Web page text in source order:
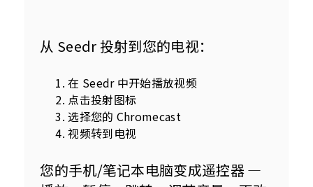
从 Seedr 投射到您的电视：
在 Seedr 中开始播放视频
点击投射图标
选择您的 Chromecast
视频转到电视
您的手机/笔记本电脑变成遥控器 —